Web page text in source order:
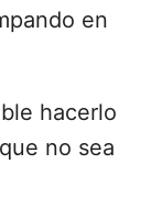
en
hacerlo
no sea